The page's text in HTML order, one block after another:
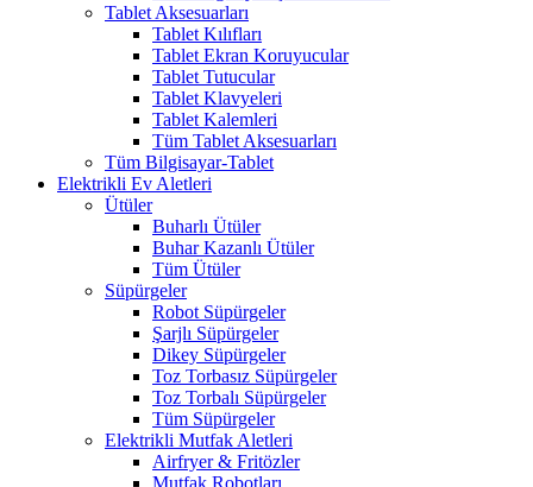
Tablet Aksesuarları
Tablet Kılıfları
Tablet Ekran Koruyucular
Tablet Tutucular
Tablet Klavyeleri
Tablet Kalemleri
Tüm Tablet Aksesuarları
Tüm Bilgisayar-Tablet
Elektrikli Ev Aletleri
Ütüler
Buharlı Ütüler
Buhar Kazanlı Ütüler
Tüm Ütüler
Süpürgeler
Robot Süpürgeler
Şarjlı Süpürgeler
Dikey Süpürgeler
Toz Torbasız Süpürgeler
Toz Torbalı Süpürgeler
Tüm Süpürgeler
Elektrikli Mutfak Aletleri
Airfryer & Fritözler
Mutfak Robotları